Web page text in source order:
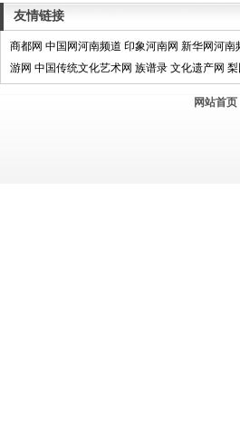
友情链接
商都网 中国网河南频道 印象河南网 新华网河南
游网 中国传统文化艺术网 族谱录 文化遗产网 梨
网站首页